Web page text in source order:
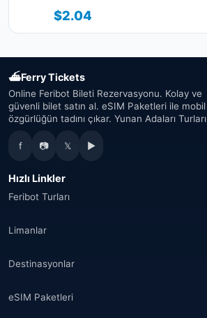
$2.04
⛴Ferry Tickets
Online Feribot Bileti Rezervasyonu. Kolay ve
güvenli bilet satın al. eSIM Paketleri ile mobil
özgürlüğün tadını çıkar. Yunan Adaları Turları
f 📷 𝕏 ▶
Hızlı Linkler
Feribot Turları
Limanlar
Destinasyonlar
eSIM Paketleri